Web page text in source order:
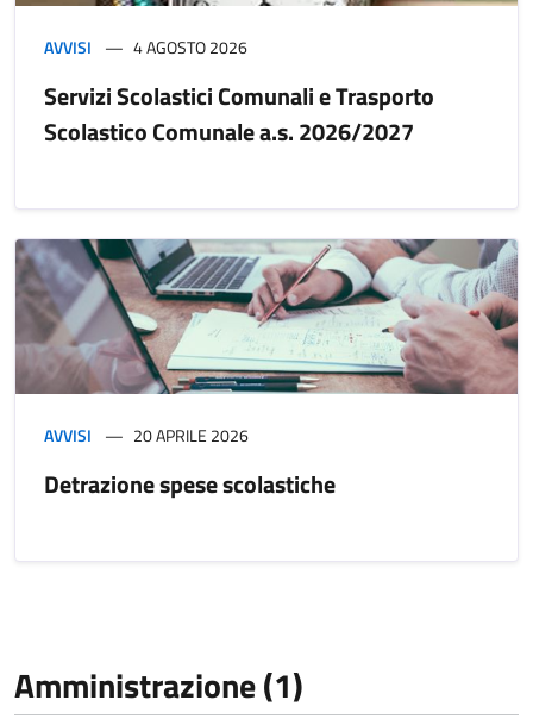
AVVISI 4 AGOSTO 2026
Servizi Scolastici Comunali e Trasporto
Scolastico Comunale a.s. 2026/2027
AVVISI 20 APRILE 2026
Detrazione spese scolastiche
Amministrazione (1)